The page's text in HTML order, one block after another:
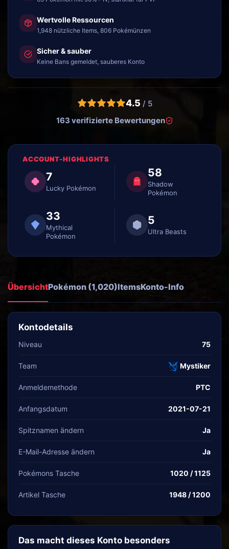
Wertvolle Ressourcen
1,948 nützliche Items, 806 Pokémünzen
Sicher & sauber
Keine Bans gemeldet, sauberes Konto
4.5 / 5
163 verifizierte Bewertungen
ACCOUNT-HIGHLIGHTS
7
Lucky Pokémon
58
Shadow
Pokémon
33
Mythical
Pokémon
5
Ultra Beasts
ÜbersichtPokémon (1,020)ItemsKonto-Info
Kontodetails
Niveau 75
Team Mystiker
Anmeldemethode PTC
Anfangsdatum 2021-07-21
Spitznamen ändern Ja
E-Mail-Adresse ändern Ja
Pokémons Tasche 1020 / 1125
Artikel Tasche 1948 / 1200
Das macht dieses Konto besonders